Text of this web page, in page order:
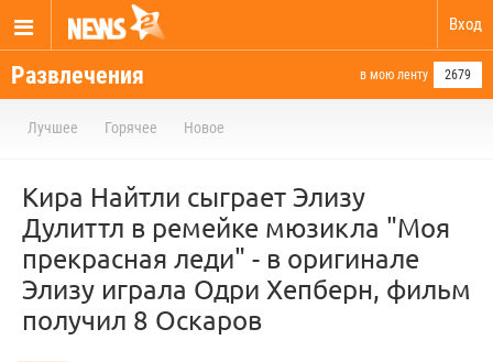
Вход
Развлечения в мою ленту 2679
Лучшее Горячее Новое
Кира Найтли сыграет Элизу
Дулиттл в ремейке мюзикла "Моя
прекрасная леди" - в оригинале
Элизу играла Одри Хепберн, фильм
получил 8 Оскаров